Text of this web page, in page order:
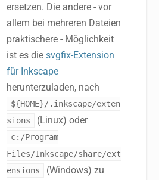
ersetzen. Die andere - vor
allem bei mehreren Dateien
praktischere - Möglichkeit
ist es die svgfix-Extension
für Inkscape
herunterzuladen, nach
${HOME}/.inkscape/exten
sions
(Linux) oder
c:/Program
Files/Inkscape/share/ext
ensions
(Windows) zu